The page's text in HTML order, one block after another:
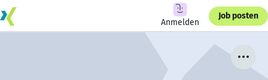
Anmelden
Job posten